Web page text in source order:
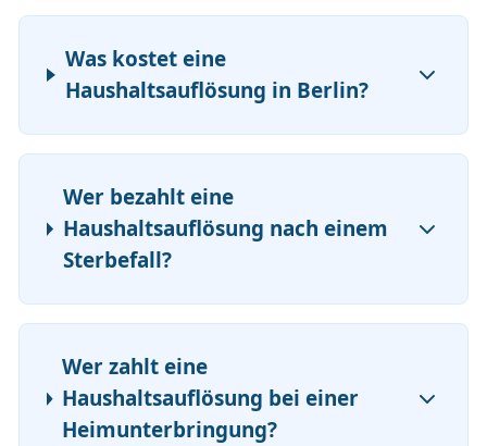
Was kostet eine
Haushaltsauflösung in Berlin?
Wer bezahlt eine
Haushaltsauflösung nach einem
Sterbefall?
Wer zahlt eine
Haushaltsauflösung bei einer
Heimunterbringung?